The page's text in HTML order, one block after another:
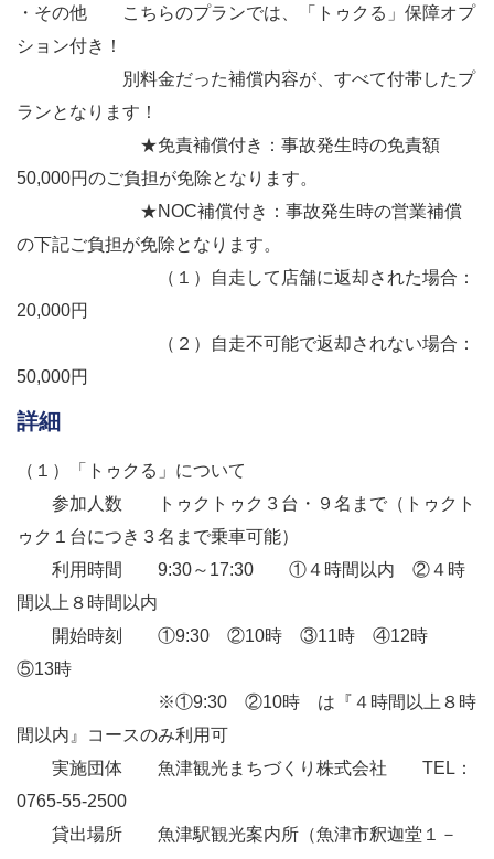
・その他 こちらのプランでは、「トゥクる」保障オプ
ション付き！
別料金だった補償内容が、すべて付帯したプ
ランとなります！
★免責補償付き：事故発生時の免責額
50,000円のご負担が免除となります。
★NOC補償付き：事故発生時の営業補償
の下記ご負担が免除となります。
（１）自走して店舗に返却された場合：
20,000円
（２）自走不可能で返却されない場合：
50,000円
詳細
（１）「トゥクる」について
参加人数 トゥクトゥク３台・９名まで（トゥクト
ゥク１台につき３名まで乗車可能）
利用時間 9:30～17:30 ①４時間以内 ②４時
間以上８時間以内
開始時刻 ①9:30 ②10時 ③11時 ④12時
⑤13時
※①9:30 ②10時 は『４時間以上８時
間以内』コースのみ利用可
実施団体 魚津観光まちづくり株式会社 TEL：
0765-55-2500
貸出場所 魚津駅観光案内所（魚津市釈迦堂１－